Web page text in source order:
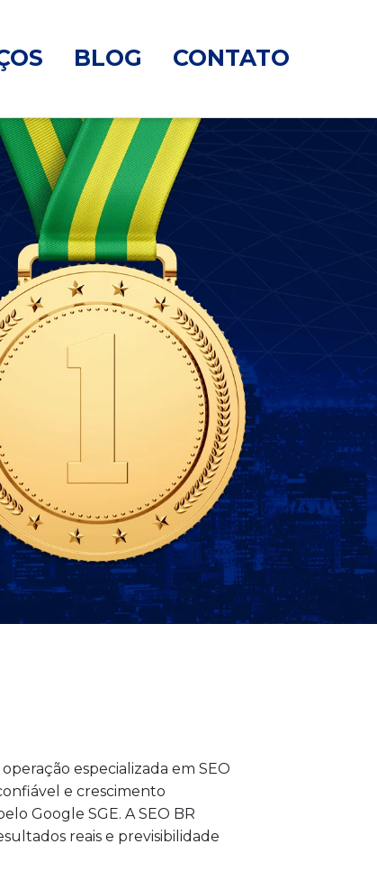
BLOG CONTATO
especializada em SEO
e crescimento
Google SGE. A SEO BR
reais e previsibilidade